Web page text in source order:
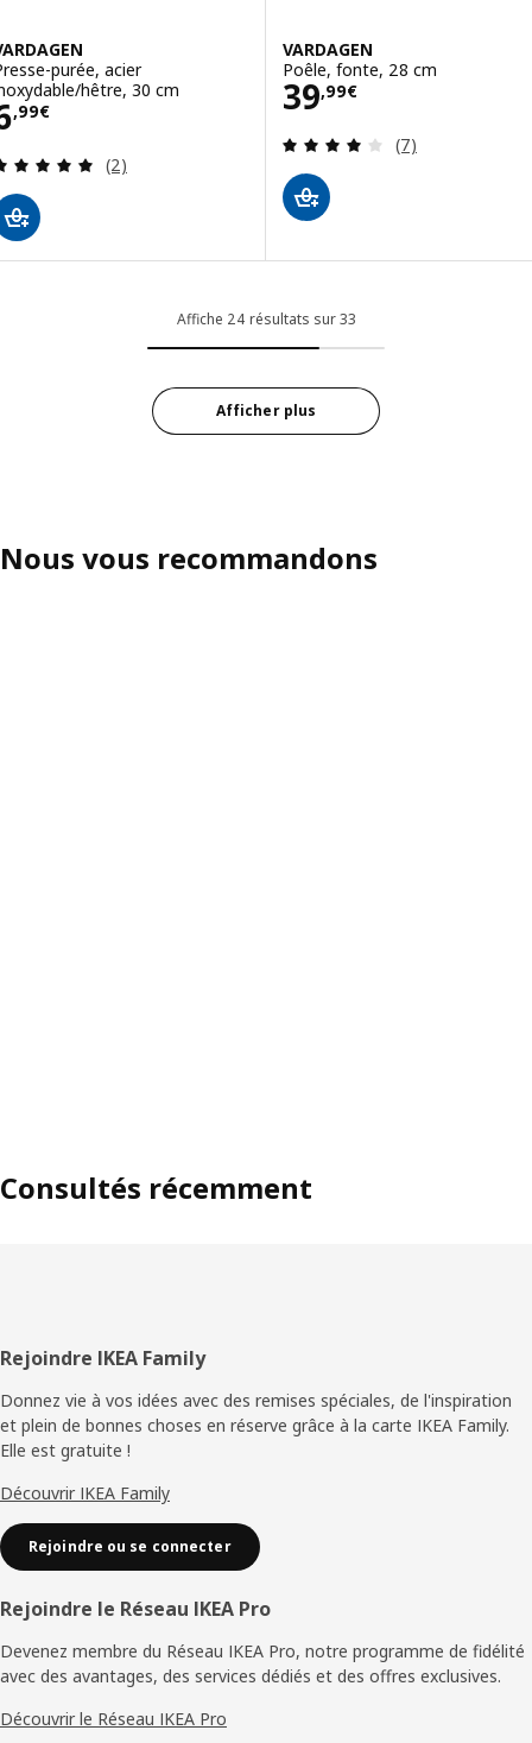
purée, acier
hêtre, 30 cm
,99€6,99€
Révision: 5 hors de 5 étoiles. Nombre total de
(2)
VARDAGEN
Poêle, fonte, 28 cm
39,99€
Prix 39,99€
Révision: 3.9
(7)
Affiche 24 résultats sur 33
Afficher plus
Nous vous recommandons
Consultés récemment
Pied
de
page
Rejoindre IKEA Family
Donnez vie à vos idées avec des remises spéciales, de l'inspiration
et plein de bonnes choses en réserve grâce à la carte IKEA Family.
Elle est gratuite !
Découvrir IKEA Family
Rejoindre ou se connecter
Rejoindre le Réseau IKEA Pro
Devenez membre du Réseau IKEA Pro, notre programme de fidélité
avec des avantages, des services dédiés et des offres exclusives.
Découvrir le Réseau IKEA Pro